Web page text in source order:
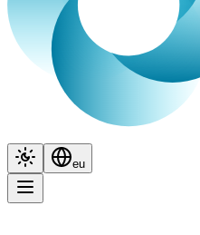
Itxura
Hizkuntza
eu